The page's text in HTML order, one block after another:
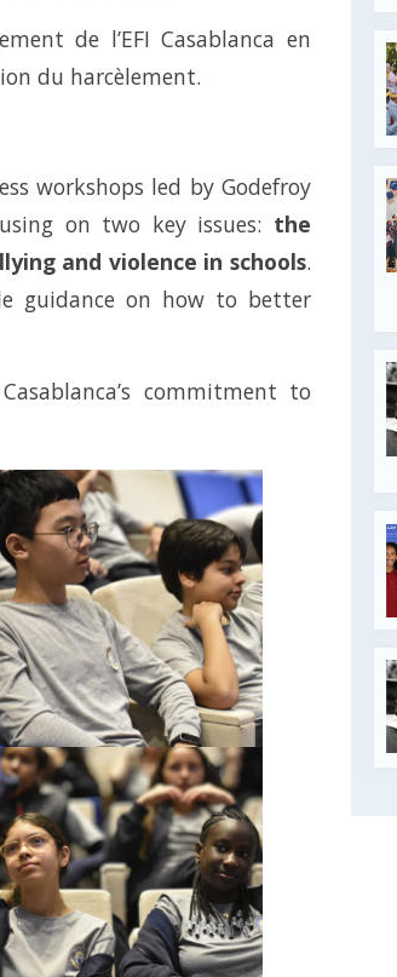
de l’EFI Casablanca en
du harcèlement.
workshops led by Godefroy
on two key issues: the
and violence in schools.
guidance on how to better
commitment to